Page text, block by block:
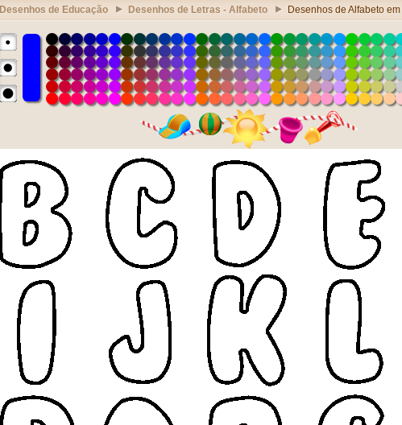
Desenhos de Educação Desenhos de Letras - Alfabeto Desenhos de Alfabeto